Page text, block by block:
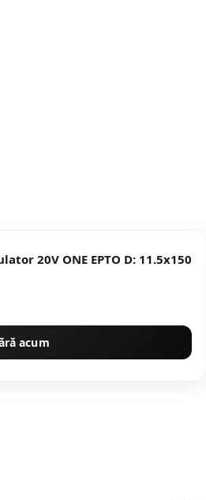
20V ONE EPTO D: 11.5x150
acum